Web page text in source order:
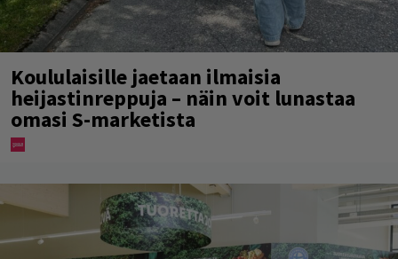
Koululaisille jaetaan ilmaisia
heijastinreppuja – näin voit lunastaa
omasi S-marketista